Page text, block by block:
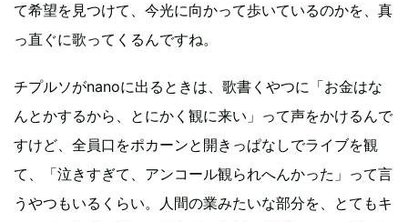
て希望を見つけて、今光に向かって歩いているのかを、真
っ直ぐに歌ってくるんですね。
チプルソがnanoに出るときは、歌書くやつに「お金はな
んとかするから、とにかく観に来い」って声をかけるんで
すけど、全員口をポカーンと開きっぱなしでライブを観
て、「泣きすぎて、アンコール観られへんかった」って言
うやつもいるくらい。人間の業みたいな部分を、とてもキ